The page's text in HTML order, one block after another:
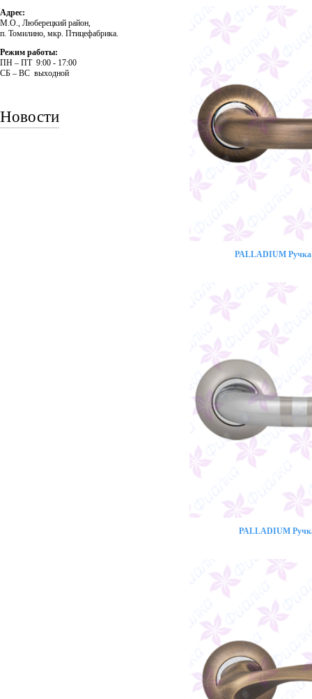
Адрес:
М.О., Люберецкий район,
п. Томилино, мкр. Птицефабрика.
Режим работы:
ПH – ПT 9:00 - 17:00
CБ – BC выходной
Новости
PALLADIUM Ручка
PALLADIUM